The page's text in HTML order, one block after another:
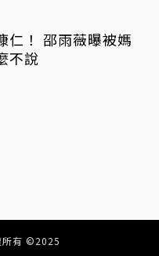
仁！ 邵雨薇曝被媽
不說
所有 ©2025